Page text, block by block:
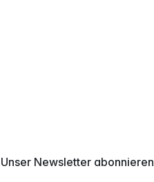
Unser Newsletter abonnieren